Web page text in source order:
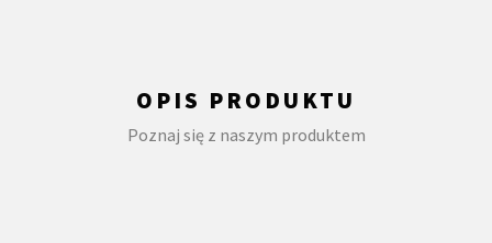
OPIS PRODUKTU
Poznaj się z naszym produktem